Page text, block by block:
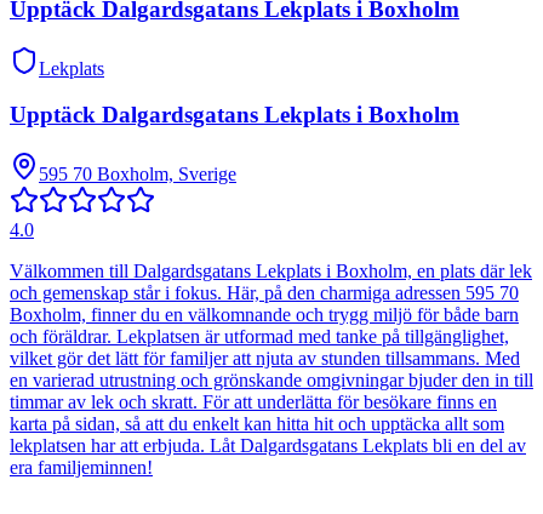
Upptäck Dalgardsgatans Lekplats i Boxholm
Lekplats
Upptäck Dalgardsgatans Lekplats i Boxholm
595 70 Boxholm, Sverige
4.0
Välkommen till Dalgardsgatans Lekplats i Boxholm, en plats där lek
och gemenskap står i fokus. Här, på den charmiga adressen 595 70
Boxholm, finner du en välkomnande och trygg miljö för både barn
och föräldrar. Lekplatsen är utformad med tanke på tillgänglighet,
vilket gör det lätt för familjer att njuta av stunden tillsammans. Med
en varierad utrustning och grönskande omgivningar bjuder den in till
timmar av lek och skratt. För att underlätta för besökare finns en
karta på sidan, så att du enkelt kan hitta hit och upptäcka allt som
lekplatsen har att erbjuda. Låt Dalgardsgatans Lekplats bli en del av
era familjeminnen!